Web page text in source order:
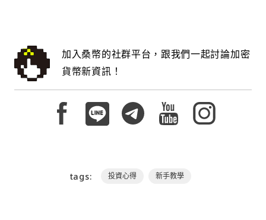
加入桑幣的社群平台，跟我們一起討論加密
貨幣新資訊！
tags: 投資心得 新手教學